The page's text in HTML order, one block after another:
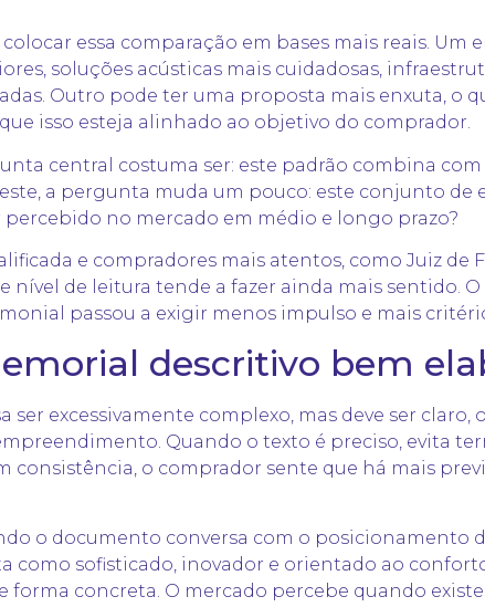
essa comparação em bases mais reais. Um
soluções acústicas mais cuidadosas,
Outro pode ter uma proposta mais enxuta, o
isso esteja alinhado ao objetivo do comprador.
central costuma ser: este padrão combina com
a pergunta muda um pouco: este conjunto de
percebido no mercado em médio e longo prazo?
e compradores mais atentos, como Juiz de
nível de leitura tende a fazer ainda mais sentido.
passou a exigir menos impulso e mais
descritivo bem
excessivamente complexo, mas deve ser claro,
Quando o texto é preciso, evita
consistência, o comprador sente que há mais
o documento conversa com o posicionamento
como sofisticado, inovador e orientado ao
forma concreta. O mercado percebe quando